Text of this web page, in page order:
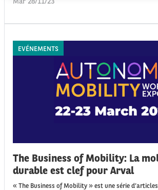
EVÉNEMENTS
The Business of Mobility: La
durable est clef pour Arval
« The Business of Mobility » est une série